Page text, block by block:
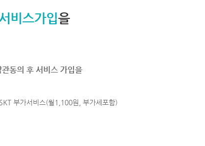
비스가입을
관동의 후 서비스 가입을
부가서비스(월1,100원, 부가세포함)